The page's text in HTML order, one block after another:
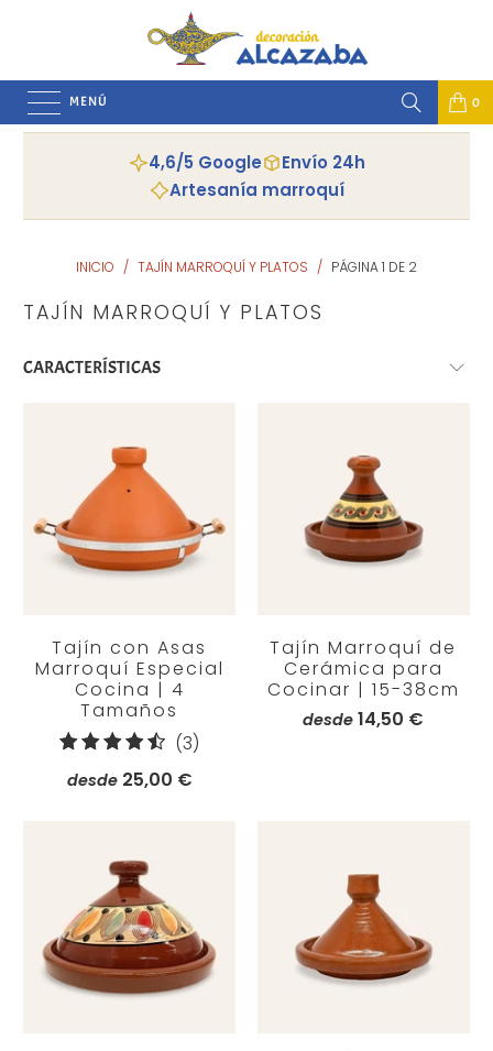
MENÚ 0
4,6/5 Google
Envío 24h
Artesanía marroquí
INICIO / TAJÍN MARROQUÍ Y PLATOS / PÁGINA 1 DE 2
TAJÍN MARROQUÍ Y PLATOS
Tajín con Asas
Marroquí Especial
Cocina | 4
Tamaños
(3)
desde 25,00 €
Tajín Marroquí de
Cerámica para
Cocinar | 15-38cm
desde 14,50 €